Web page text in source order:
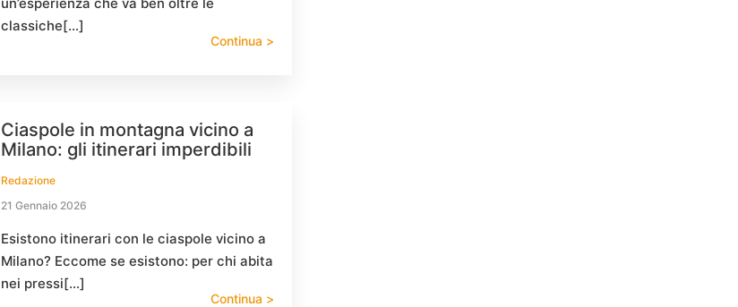
classiche[…]
Continua >
Ciaspole in montagna vicino a
Milano: gli itinerari imperdibili
Redazione
21 Gennaio 2026
Esistono itinerari con le ciaspole vicino a
Milano? Eccome se esistono: per chi abita
nei pressi[…]
Continua >